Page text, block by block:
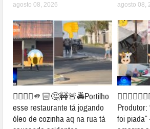
agosto 08, 2026 agosto 08,
👉🏻👎🏻🫵🏻🤔🚧🚨🚔Portilho
esse restaurante tá jogando
óleo de cozinha aq na rua tá
Produtor:
foi